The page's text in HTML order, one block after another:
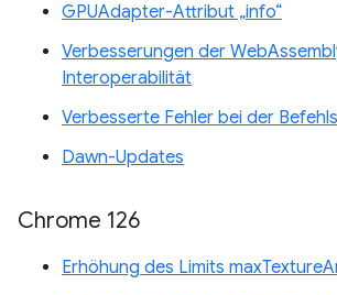
GPUAdapter-Attribut „info“
Verbesserungen der
Interoperabilität
Verbesserte Fehler bei der
Dawn-Updates
Chrome 126
Erhöhung des Limits